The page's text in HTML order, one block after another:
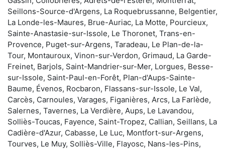
Seillons-Source-d'Argens, La Roquebrussanne, Belgentier,
La Londe-les-Maures, Brue-Auriac, La Motte, Pourcieux,
Sainte-Anastasie-sur-Issole, Le Thoronet, Trans-en-
Provence, Puget-sur-Argens, Taradeau, Le Plan-de-la-
Tour, Montauroux, Vinon-sur-Verdon, Grimaud, La Garde-
Freinet, Barjols, Saint-Mandrier-sur-Mer, Lorgues, Besse-
sur-Issole, Saint-Paul-en-Forêt, Plan-d'Aups-Sainte-
Baume, Évenos, Rocbaron, Flassans-sur-Issole, Le Val,
Carcès, Carnoules, Varages, Figanières, Arcs, La Farlède,
Salernes, Tavernes, La Verdière, Aups, Le Lavandou,
Solliès-Toucas, Fayence, Saint-Tropez, Callian, Seillans, La
Cadière-d'Azur, Cabasse, Le Luc, Montfort-sur-Argens,
Tourves, Le Muy, Solliès-Ville, Flayosc, Nans-les-Pins,